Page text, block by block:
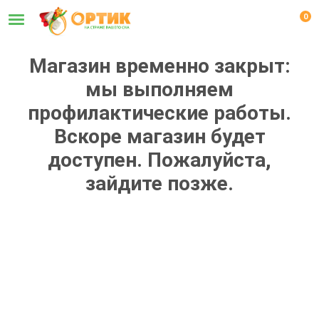
0
Магазин временно закрыт:
мы выполняем
профилактические работы.
Вскоре магазин будет
доступен. Пожалуйста,
зайдите позже.